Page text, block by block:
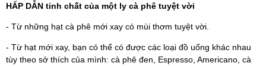
HẤP DẪN tinh chất của một ly cà phê tuyệt vời
- Từ những hạt cà phê mới xay có mùi thơm tuyệt vời.
- Từ hạt mới xay, bạn có thể có được các loại đồ uống khác nhau
tùy theo sở thích của mình: cà phê đen, Espresso, Americano, cà